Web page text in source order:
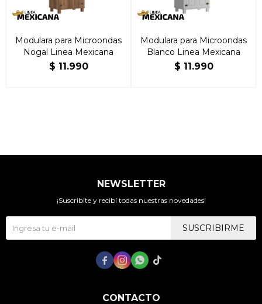
Modulara para Microondas
Nogal Linea Mexicana
$ 11.990
Modulara para Microondas
Blanco Linea Mexicana
$ 11.990
CONTACTO
NEWSLETTER
¡Suscribite y recibí todas nuestras novedades!
SUSCRIBIRME
   